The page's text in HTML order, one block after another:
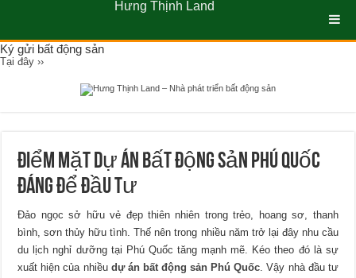
Ký gửi bất động sản
Tại đây ››
Điểm mặt dự án bất động sản Phú Quốc
đáng để đầu tư
Đảo ngọc sở hữu vẻ đẹp thiên nhiên trong trẻo, hoang sơ, thanh
bình, sơn thủy hữu tình. Thế nên trong nhiều năm trở lại đây nhu cầu
du lịch nghỉ dưỡng tại Phú Quốc tăng mạnh mẽ. Kéo theo đó là sự
xuất hiện của nhiều dự án bất động sản Phú Quốc. Vậy nhà đầu tư
Hưng Thịnh Land